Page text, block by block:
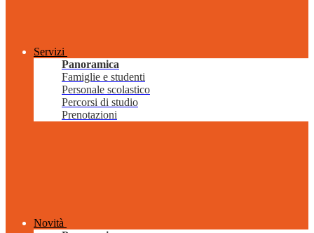
Servizi
Panoramica
Famiglie e studenti
Personale scolastico
Percorsi di studio
Prenotazioni
Novità